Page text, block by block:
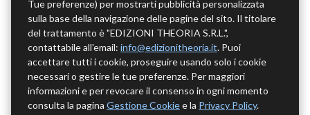
Tue preferenze) per mostrarti pubblicità personalizzata
sulla base della navigazione delle pagine del sito. Il titolare
del trattamento è "EDIZIONI THEORIA S.R.L.",
contattabile all'email: info@edizionitheoria.it. Puoi
accettare tutti i cookie, proseguire usando solo i cookie
necessari o gestire le tue preferenze. Per maggiori
informazioni e per revocare il consenso in ogni momento
consulta la pagina Gestione Cookiee la Privacy Policy.